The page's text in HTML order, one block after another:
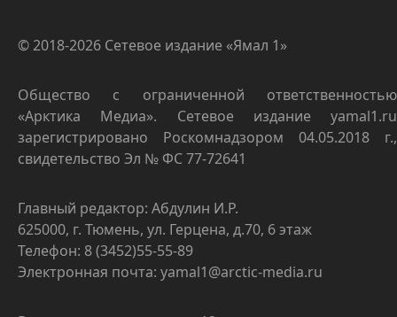
© 2018-2026 Сетевое издание «Ямал 1»
Общество с ограниченной ответственностью
«Арктика Медиа». Сетевое издание yamal1.ru
зарегистрировано Роскомнадзором 04.05.2018 г.,
свидетельство Эл № ФС 77-72641
Главный редактор: Абдулин И.Р.
625000, г. Тюмень, ул. Герцена, д.70, 6 этаж
Телефон: 8 (3452)55-55-89
Электронная почта: yamal1@arctic-media.ru